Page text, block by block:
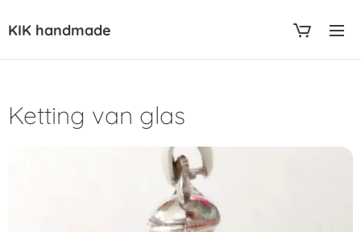
KIK handmade
Ketting van glas